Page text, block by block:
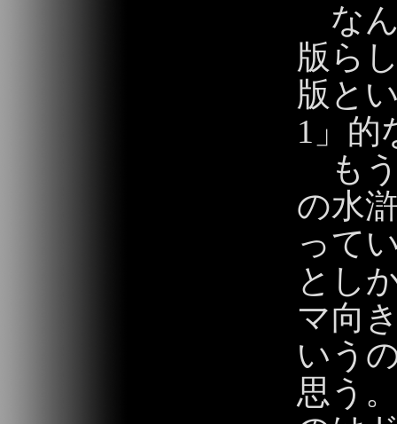
なん
版ら
版と
1」的
もう
の水
って
とし
マ向
いう
思う